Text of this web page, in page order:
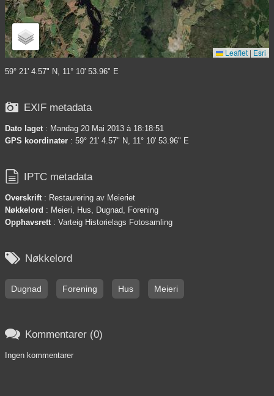
Leaflet | Esri
59° 21' 4.57" N, 11° 10' 53.96" E
 EXIF metadata
Dato laget: Mandag 20 Mai 2013 à 18:18:51
GPS koordinater : 59° 21' 4.57" N, 11° 10' 53.96" E
 IPTC metadata
Overskrift: Restaurering av Meieriet
Nøkkelord : Meieri, Hus, Dugnad, Forening
Opphavsrett: Varteig Historielags Fotosamling
 Nøkkelord
Dugnad Forening Hus Meieri
 Kommentarer (0)
Ingen kommentarer